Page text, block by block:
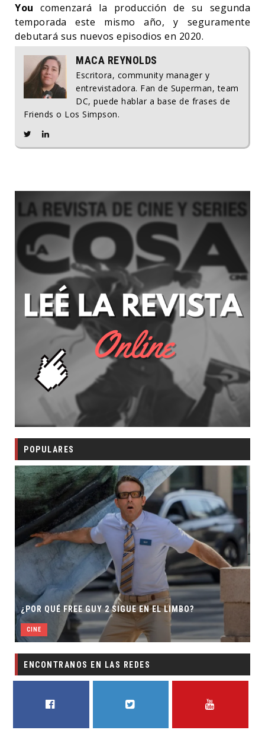
Youcomenzará la producción de su segunda
temporada este mismo año, y seguramente
debutará sus nuevos episodios en 2020.
MACA REYNOLDS
Escritora, community manager y
entrevistadora. Fan de Superman, team
DC, puede hablar a base de frases de
Friends o Los Simpson.
POPULARES
¿POR QUÉ FREE GUY 2 SIGUE EN EL LIMBO?
CINE
ENCONTRANOS EN LAS REDES